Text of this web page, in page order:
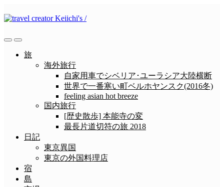
ン
ン
検
メ
ニ 旅
海外旅行
自家用車でシベリア･ユーラシア大陸横断
世界で一番寒い町ベルホヤンスク(2016冬)
feeling asian hot breeze
国内旅行
[歴史散歩] 本能寺の変
最長片道切符の旅 2018
日記
東京異国
東京の外国料理店
宿
島